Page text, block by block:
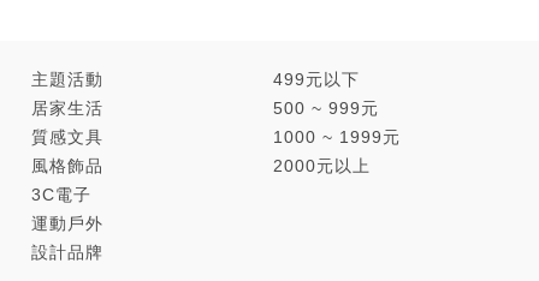
主題活動
居家生活
質感文具
風格飾品
3C電子
運動戶外
設計品牌
499元以下
500 ~ 999元
1000 ~ 1999元
2000元以上